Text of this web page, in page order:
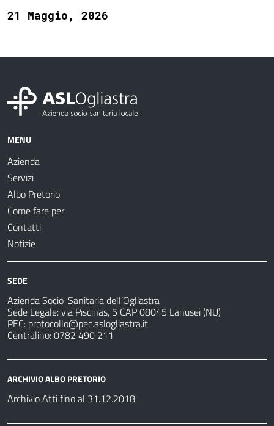
21 Maggio, 2026
MENU
Azienda
Servizi
Albo Pretorio
Come fare per
Contatti
Notizie
SEDE
Azienda Socio-Sanitaria dell’Ogliastra
Sede Legale: via Piscinas, 5 CAP 08045 Lanusei (NU)
PEC: protocollo@pec.aslogliastra.it
Centralino: 0782 490 211
ARCHIVIO ALBO PRETORIO
Archivio Atti fino al 31.12.2018